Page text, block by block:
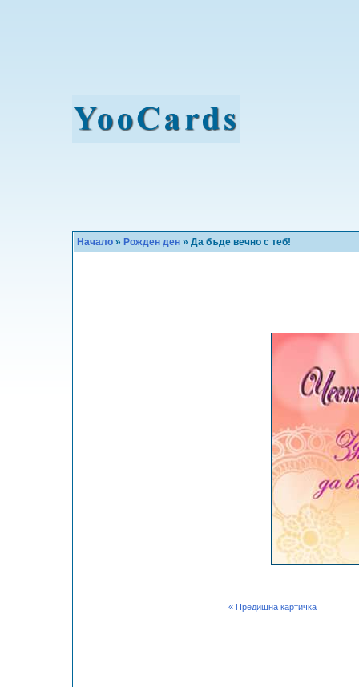
Начало » Рожден ден » Да бъде вечно с теб!
« Предишна картичка